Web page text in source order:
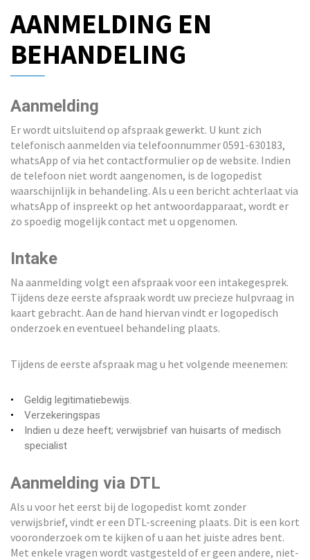
AANMELDING EN
BEHANDELING
Aanmelding
Er wordt uitsluitend op afspraak gewerkt. U kunt zich
telefonisch aanmelden via telefoonnummer 0591-630183,
whatsApp of via het contactformulier op de website. Indien
de telefoon niet wordt aangenomen, is de logopedist
waarschijnlijk in behandeling. Als u een bericht achterlaat via
whatsApp of inspreekt op het antwoordapparaat, wordt er
zo spoedig mogelijk contact met u opgenomen.
Intake
Na aanmelding volgt een afspraak voor een intakegesprek.
Tijdens deze eerste afspraak wordt uw precieze hulpvraag in
kaart gebracht. Aan de hand hiervan vindt er logopedisch
onderzoek en eventueel behandeling plaats.
Tijdens de eerste afspraak mag u het volgende meenemen:
Geldig legitimatiebewijs.
Verzekeringspas
Indien u deze heeft; verwijsbrief van huisarts of medisch
specialist
Aanmelding via DTL
Als u voor het eerst bij de logopedist komt zonder
verwijsbrief, vindt er een DTL-screening plaats. Dit is een kort
vooronderzoek om te kijken of u aan het juiste adres bent.
Met enkele vragen wordt vastgesteld of er geen andere, niet-